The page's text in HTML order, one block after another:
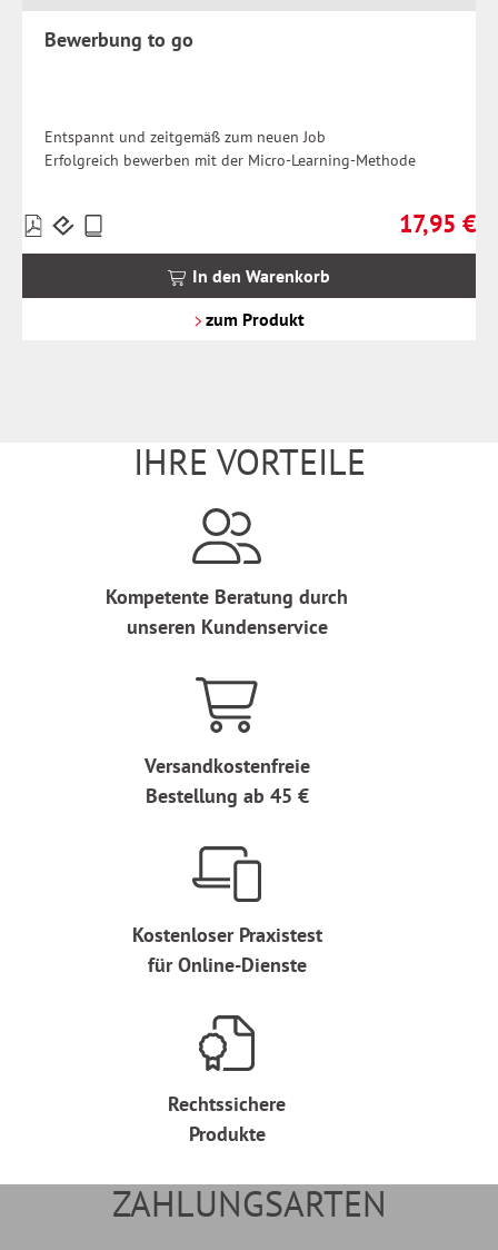
Bewerbung to go
Entspannt und zeitgemäß zum neuen Job
Erfolgreich bewerben mit der Micro-Learning-Methode
Regulärer
17,95 €
Preise
inkl.
In den Warenkorb
zum Produkt
IHRE VORTEILE
Kompetente Beratung durch
unseren Kundenservice
Versandkostenfreie
Bestellung ab 45 €
Kostenloser Praxistest
für Online-Dienste
Rechtssichere
Produkte
ZAHLUNGSARTEN